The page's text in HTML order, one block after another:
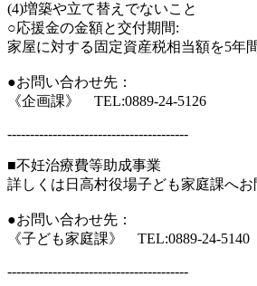
(4)増築や立て替えでないこと
○応援金の金額と交付期間:
家屋に対する固定資産税相当額を5年
●お問い合わせ先：
《企画課》 TEL:0889-24-5126
----------------------------------------
■不妊治療費等助成事業
詳しくは日高村役場子ども家庭課へ
●お問い合わせ先：
《子ども家庭課》 TEL:0889-24-5140
----------------------------------------